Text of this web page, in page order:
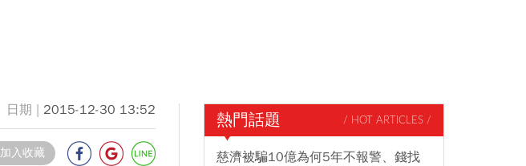
2015-12-30 13:52
加入收藏
熱門話題 / HOT ARTICLES /
慈濟被騙10億為何5年不報警、錢找